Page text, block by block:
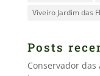
Viveiro Jardim das
Posts
Conservador